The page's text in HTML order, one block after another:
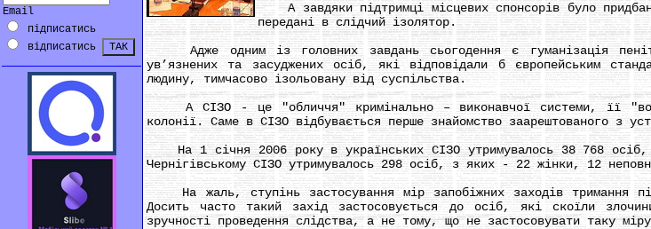
Email
підписатись
відписатись
А завдяки підтримці місцевих спонсорів було
передані в слідчий ізолятор.
Адже одним із головних завдань сьогодення є гуманізація
ув’язнених та засуджених осіб, які відповідали б європейським
людину, тимчасово ізольовану від суспільства.
А СІЗО - це "обличчя" кримінально – виконавчої системи, її
колонії. Саме в СІЗО відбувається перше знайомство заарештованого з
На 1 січня 2006 року в українських СІЗО утримувалось 38 768
Чернігівському СІЗО утримувалось 298 осіб, з яких - 22 жінки, 12
На жаль, ступінь застосування мір запобіжних заходів тримання
Досить часто такий захід застосовується до осіб, які скоїли
зручності проведення слідства, а не тому, що не застосовувати таку